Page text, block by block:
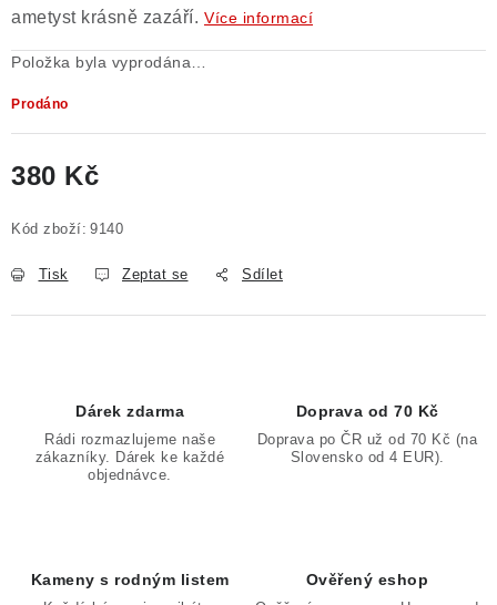
ametyst krásně zazáří. Více informací
Položka byla vyprodána…
Prodáno
380 Kč
Kód zboží: 9140
Tisk Zeptat se Sdílet
Dárek zdarma
Rádi rozmazlujeme naše
zákazníky. Dárek ke každé
objednávce.
Doprava od 70 Kč
Doprava po ČR už od 70 Kč (na
Slovensko od 4 EUR).
Kameny s rodným listem Ověřený eshop